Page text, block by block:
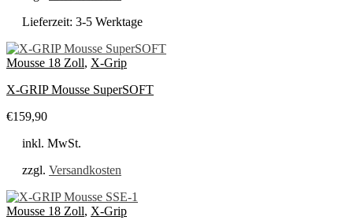
Lieferzeit: 3-5 Werktage
Mousse 18 Zoll, X-Grip
X-GRIP Mousse SuperSOFT
€159,90
inkl. MwSt.
zzgl. Versandkosten
Mousse 18 Zoll, X-Grip